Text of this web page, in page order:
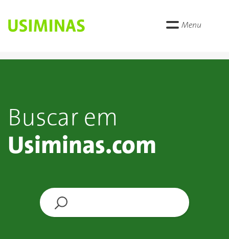
Menu
Buscar em
Usiminas.com